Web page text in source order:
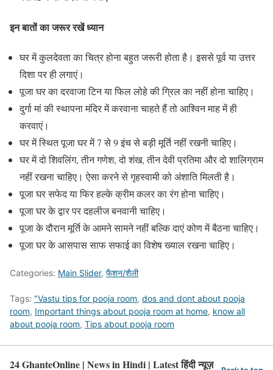
इन बातों का जरूर रखें ध्यान
घर में कुलदेवता का चित्र होना बहुत जरूरी होता है। इससे पूर्व या उत्तर
दिशा पर ही लगाएं।
पूजा घर का दरवाजा टिन या फिल लोहे की ग्रिल का नहीं होना चाहिए।
दुर्गा मां की स्थापना मंदिर में करवाना चाहते हैं तो आश्विन माह में ही
करवाएं।
घर में स्थित पूजा घर में 7 से 9 इंच से बड़ी मूर्ति नहीं रखनी चाहिए।
घर में दो शिवलिंग, तीन गणेश, दो शंख, तीन देवी प्रतिमा और दो शालिग्राम
नहीं रखना चाहिए। ऐसा करने से गृहस्वामी को अंशाति मिलती है।
पूजा घर सफेद या फिर हल्के क्रीम कलर का रंग होना चाहिए।
पूजा घर के द्वार पर दहलीज बनवानी चाहिए।
पूजा के दौरान मूर्ति के आमने सामने नहीं बल्कि दाएं कोण में बैठना चाहिए।
पूजा घर के आसपास साफ सफाई का विशेष ख्याल रखना चाहिए।
Categories: Main Slider, फैशन/शैली
Tags: "Vastu tips for pooja room, dos and dont about pooja
room, Important things about pooja room at home, know all
about pooja room, Tips about pooja room
24 GhanteOnline | News in Hindi | Latest हिंदी न्यूज़